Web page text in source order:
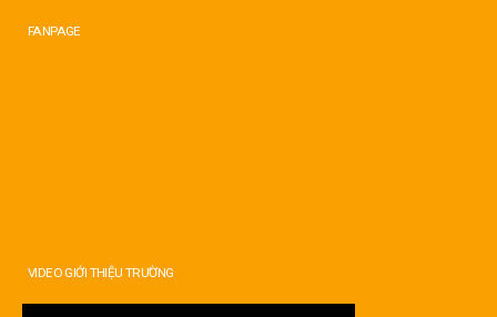
FANPAGE
VIDEO GIỚI THIỆU TRƯỜNG